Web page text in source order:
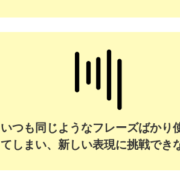
いつも同じようなフレーズばかり
てしまい、新しい表現に挑戦でき